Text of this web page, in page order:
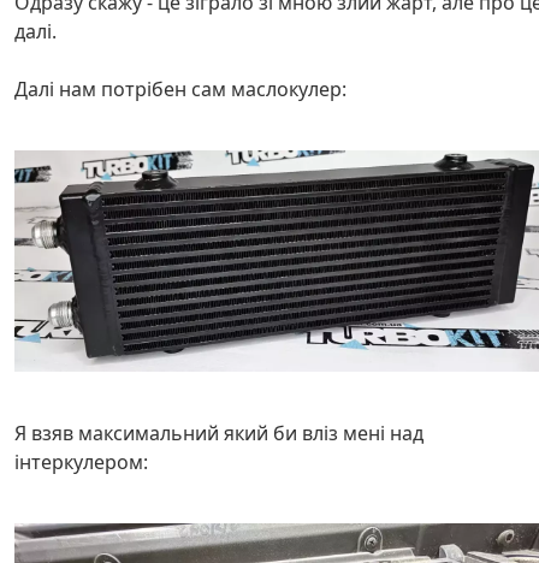
далі.
Далі нам потрібен сам маслокулер:
Я взяв максимальний який би вліз мені над
інтеркулером: